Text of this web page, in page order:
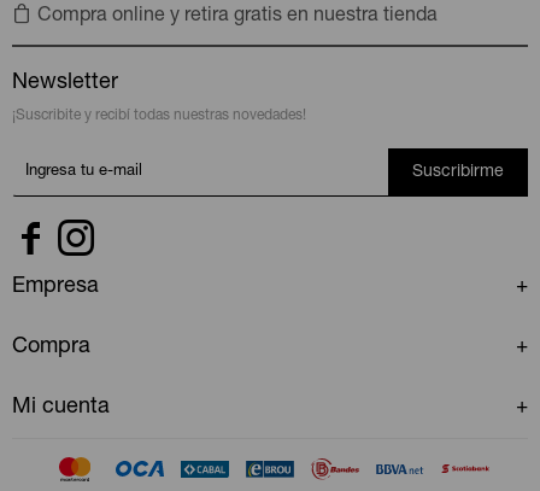
Compra online y retira gratis en nuestra tienda
Newsletter
¡Suscribite y recibí todas nuestras novedades!
Suscribirme
 
Empresa
Compra
Mi cuenta